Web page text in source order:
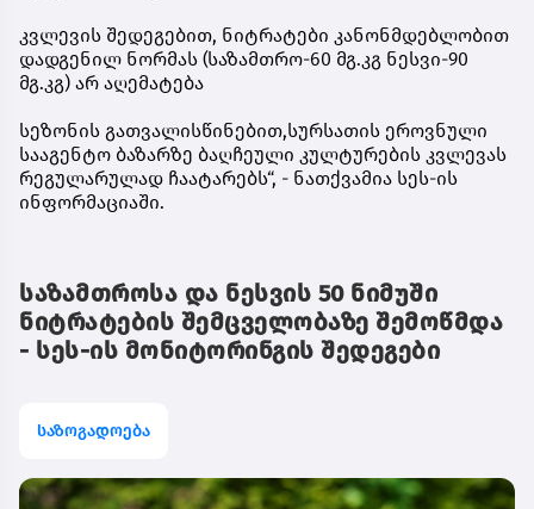
კვლევის შედეგებით, ნიტრატები კანონმდებლობით
დადგენილ ნორმას (საზამთრო-60 მგ.კგ ნესვი-90
მგ.კგ) არ აღემატება
სეზონის გათვალისწინებით,სურსათის ეროვნული
სააგენტო ბაზარზე ბაღჩეული კულტურების კვლევას
რეგულარულად ჩაატარებს“, - ნათქვამია სეს-ის
ინფორმაციაში.
საზამთროსა და ნესვის 50 ნიმუში
ნიტრატების შემცველობაზე შემოწმდა
- სეს-ის მონიტორინგის შედეგები
საზოგადოება